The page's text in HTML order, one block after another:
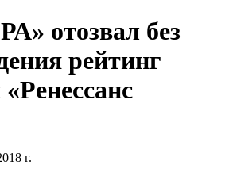
отозвал без
рейтинг
г.